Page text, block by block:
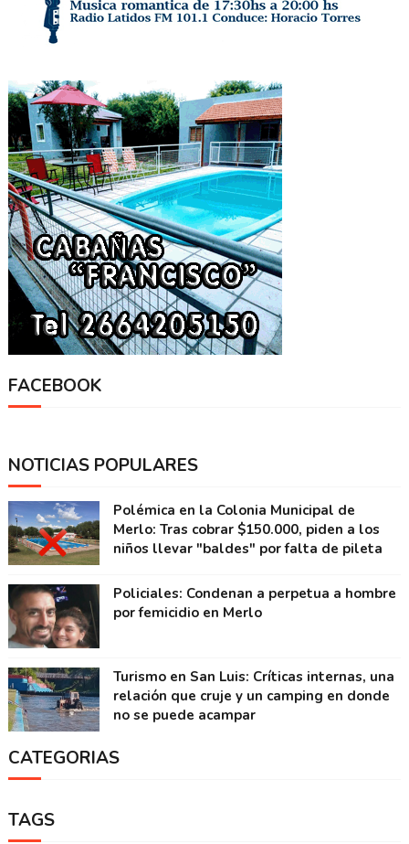
FACEBOOK
NOTICIAS POPULARES
Polémica en la Colonia Municipal de
Merlo: Tras cobrar $150.000, piden a los
niños llevar "baldes" por falta de pileta
Policiales: Condenan a perpetua a hombre
por femicidio en Merlo
Turismo en San Luis: Críticas internas, una
relación que cruje y un camping en donde
no se puede acampar
CATEGORIAS
TAGS